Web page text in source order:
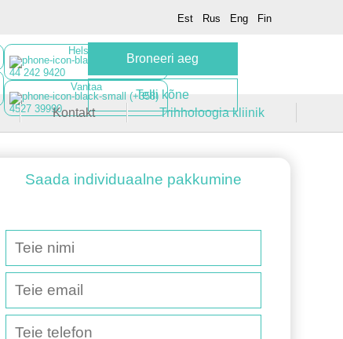
Est Rus Eng Fin
Helsinki
(+358)
44 242 9420
Vantaa
(+358)
4527 39990
Broneeri aeg
Telli kõne
Kontakt Trihholoogia kliinik
Saada individuaalne pakkumine